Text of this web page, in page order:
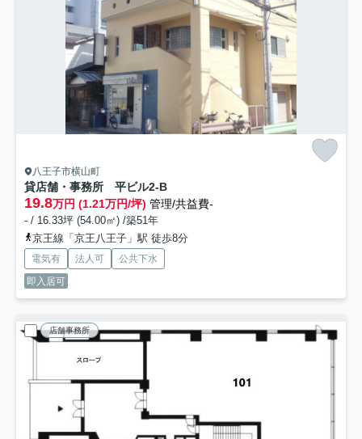
八王子市横山町
貸店舗・事務所 平ビル2-B
19.8万円 (1.21万円/坪) 管理/共益費-
- / 16.33坪 (54.00㎡) /築51年
京王線「京王八王子」駅 徒歩8分
電気有 法人可
公共下水
即入居可
店舗事務所